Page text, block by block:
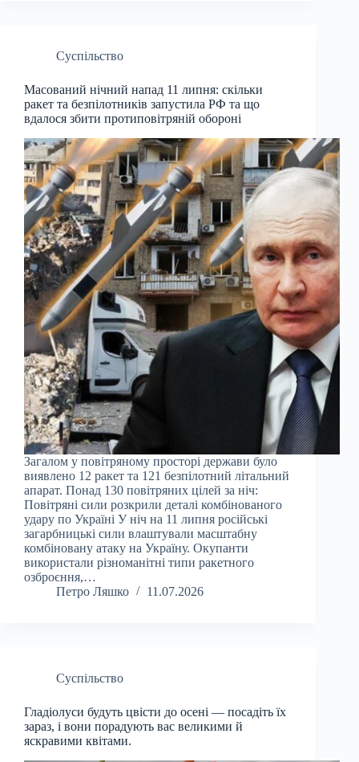
Суспільство
Масований нічний напад 11 липня: скільки
ракет та безпілотників запустила РФ та що
вдалося збити протиповітряній обороні
Загалом у повітряному просторі держави було
виявлено 12 ракет та 121 безпілотний літальний
апарат. Понад 130 повітряних цілей за ніч:
Повітряні сили розкрили деталі комбінованого
удару по Україні У ніч на 11 липня російські
загарбницькі сили влаштували масштабну
комбіновану атаку на Україну. Окупанти
використали різноманітні типи ракетного
озброєння,…
Петро Ляшко
11.07.2026
Суспільство
Гладіолуси будуть цвісти до осені — посадіть їх
зараз, і вони порадують вас великими й
яскравими квітами.